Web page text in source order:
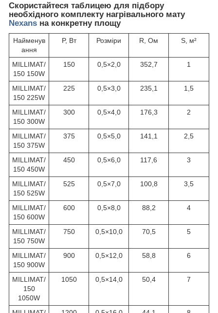
Скористайтеся таблицею для підбору
необхідного комплекту нагрівального мату
Nexans на конкретну площу
Найменув
ання
P, Вт Розміри R, Ом S, м²
MILLIMAT/
150 150W
150 0,5×2,0 352,7 1
MILLIMAT/
150 225W
225 0,5×3,0 235,1 1,5
MILLIMAT/
150 300W
300 0,5×4,0 176,3 2
MILLIMAT/
150 375W
375 0,5×5,0 141,1 2,5
MILLIMAT/
150 450W
450 0,5×6,0 117,6 3
MILLIMAT/
150 525W
525 0,5×7,0 100,8 3,5
MILLIMAT/
150 600W
600 0,5×8,0 88,2 4
MILLIMAT/
150 750W
750 0,5×10,0 70,5 5
MILLIMAT/
150 900W
900 0,5×12,0 58,8 6
MILLIMAT/
150
1050W
1050 0,5×14,0 50,4 7